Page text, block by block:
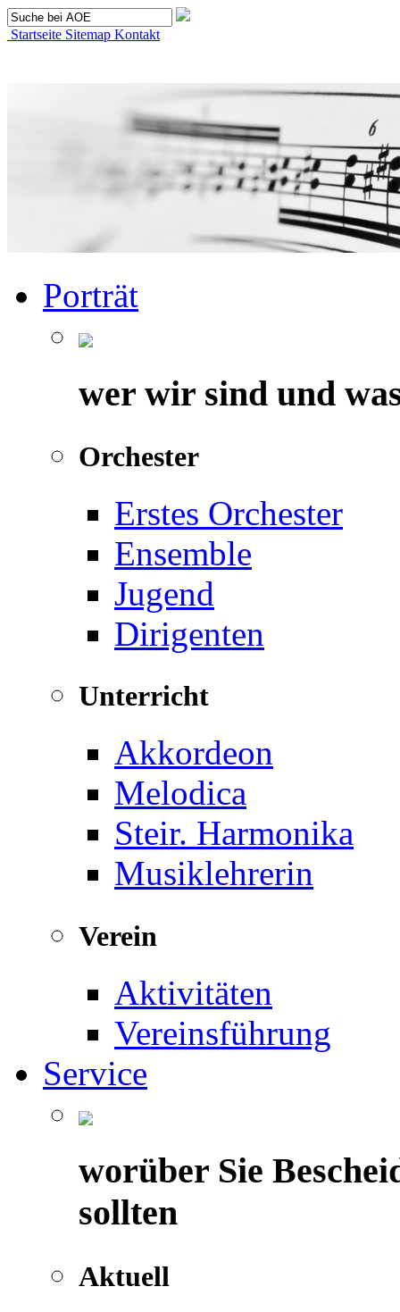
Startseite Sitemap Kontakt
Porträt
wer wir sind und
Orchester
Erstes Orchester
Ensemble
Jugend
Dirigenten
Unterricht
Akkordeon
Melodica
Steir. Harmonika
Musiklehrerin
Verein
Aktivitäten
Vereinsführung
Service
worüber Sie
sollten
Aktuell